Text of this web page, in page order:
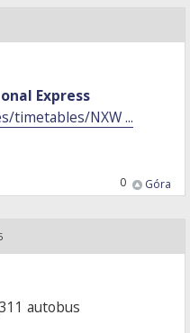
Express
timetables/NXW ...
Góra
0
autobus